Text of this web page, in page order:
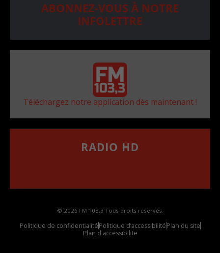
ABONNEZ-VOUS À NOTRE
INFOLETTRE
Téléchargez notre application dès maintenant !
RADIO HD
© 2026 FM 103,3 Tous droits réservés.
Politique de confidentialitéPolitique d’accessibilitéPlan du site
Plan d'accessibilite